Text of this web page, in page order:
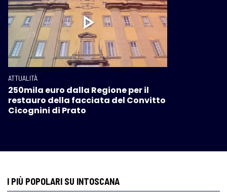
ATTUALITÀ
250mila euro dalla Regione per il
restauro della facciata del Convitto
Cicognini di Prato
I PIÙ POPOLARI SU INTOSCANA